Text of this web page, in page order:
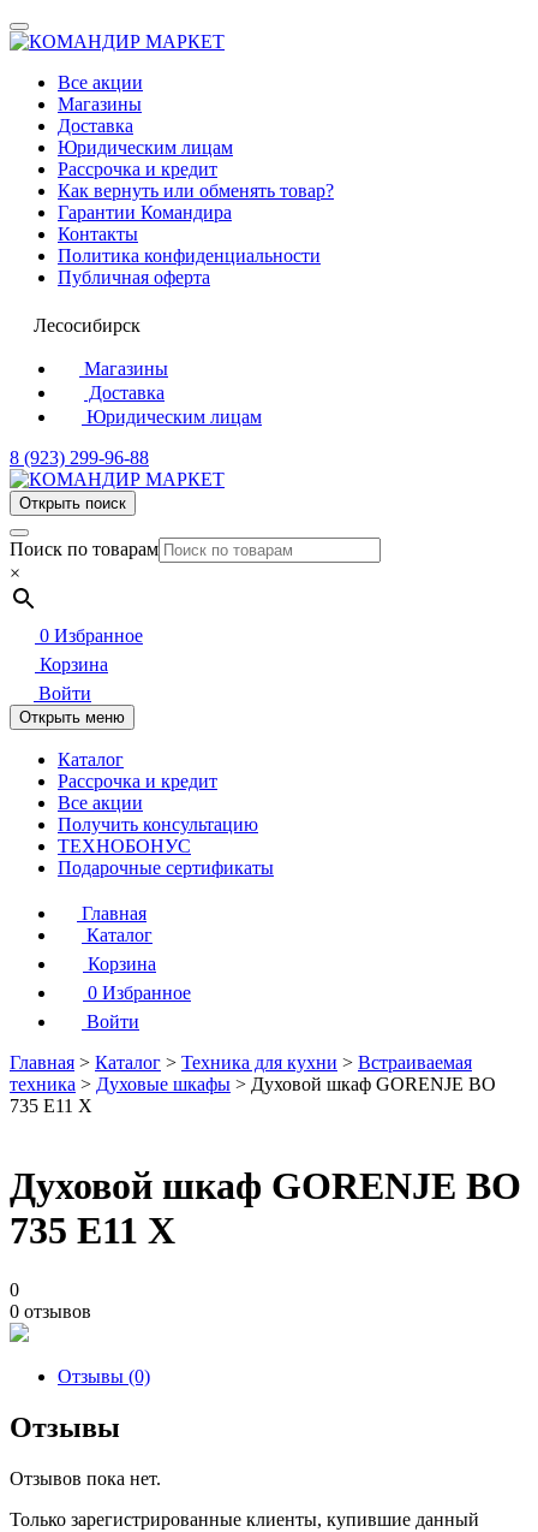
Все акции
Магазины
Доставка
Юридическим лицам
Рассрочка и кредит
Как вернуть или обменять товар?
Гарантии Командира
Контакты
Политика конфиденциальности
Публичная оферта
Лесосибирск
Магазины
Доставка
Юридическим лицам
8 (923) 299-96-88
Открыть поиск
Поиск по товарам
×
0 Избранное
Корзина
Войти
Открыть меню
Каталог
Рассрочка и кредит
Все акции
Получить консультацию
ТЕХНОБОНУС
Подарочные сертификаты
Главная
Каталог
Корзина
0 Избранное
Войти
Главная > Каталог > Техника для кухни > Встраиваемая
техника > Духовые шкафы > Духовой шкаф GORENJE BO
735 E11 X
Духовой шкаф GORENJE BO
735 E11 X
0
0 отзывов
Отзывы (0)
Отзывы
Отзывов пока нет.
Только зарегистрированные клиенты, купившие данный